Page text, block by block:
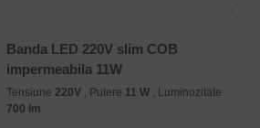
Banda LED 220V slim COB
impermeabila 11W
Tensiune 220V , Putere 11 W , Luminozitate
700 lm